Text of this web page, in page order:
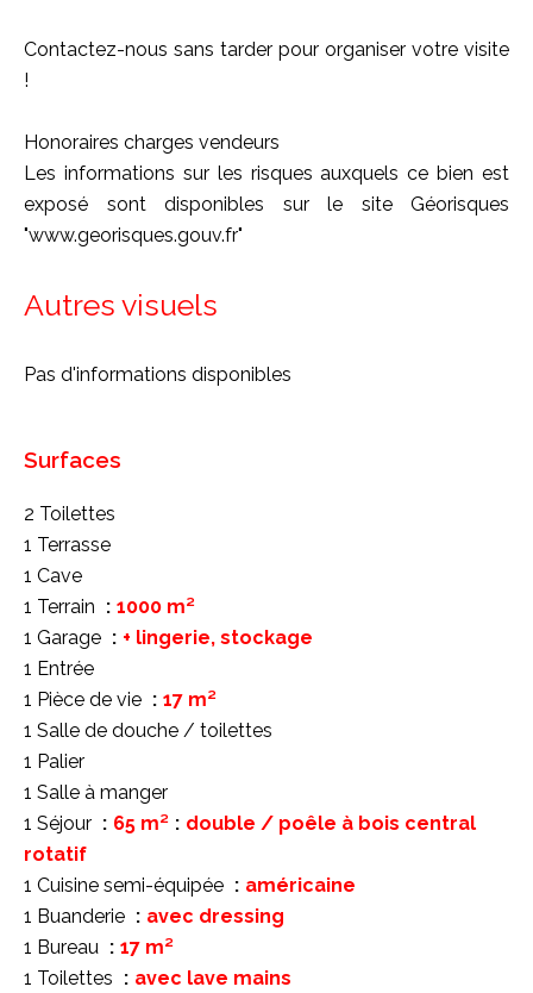
Contactez-nous sans tarder pour organiser votre visite
!
Honoraires charges vendeurs
Les informations sur les risques auxquels ce bien est
exposé sont disponibles sur le site Géorisques
"www.georisques.gouv.fr"
Autres visuels
Pas d'informations disponibles
Surfaces
2 Toilettes
1 Terrasse
1 Cave
1 Terrain
1000 m²
1 Garage
+ lingerie, stockage
1 Entrée
1 Pièce de vie
17 m²
1 Salle de douche / toilettes
1 Palier
1 Salle à manger
1 Séjour
65 m²
double / poêle à bois central
rotatif
1 Cuisine semi-équipée
américaine
1 Buanderie
avec dressing
1 Bureau
17 m²
1 Toilettes
avec lave mains